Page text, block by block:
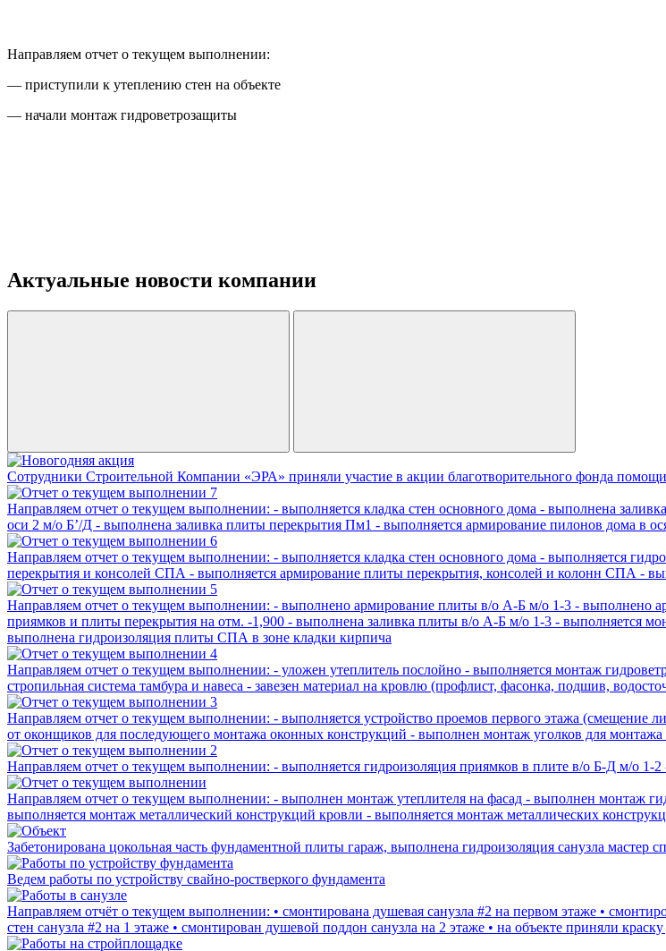
Направляем отчет о текущем выполнении:
— приступили к утеплению стен на объекте
— начали монтаж гидроветрозащиты
Актуальные новости компании
Сотрудники Строительной Компании «ЭРА» приняли участие в акции благотворительного фонда
Направляем отчет о текущем выполнении: - выполняется кладка стен основного дома - ⁠выполнена
оси 2 м/о Б’/Д - ⁠выполнена заливка плиты перекрытия Пм1 - ⁠выполняется армирование пилонов дома в
Направляем отчет о текущем выполнении: - ⁠выполняется кладка стен основного дома - ⁠выполняется
перекрытия и консолей СПА - ⁠выполняется армирование плиты перекрытия, консолей и колонн СПА -
Направляем отчет о текущем выполнении: - ⁠выполнено армирование плиты в/о А-Б м/о 1-3 - ⁠выполнено
приямков и плиты перекрытия на отм. -1,900 - ⁠выполнена заливка плиты в/о А-Б м/о 1-3 - ⁠выполняется
⁠выполнена гидроизоляция плиты СПА в зоне кладки кирпича
Направляем отчет о текущем выполнении: - ⁠уложен утеплитель послойно - ⁠выполняется монтаж
стропильная система тамбура и навеса - ⁠завезен материал на кровлю (профлист, фасонка, подшив,
Направляем отчет о текущем выполнении: - ⁠выполняется устройство проемов первого этажа (смещение
от оконщиков для последующего монтажа оконных конструкций - ⁠выполнен монтаж уголков для
Направляем отчет о текущем выполнении: - ⁠выполняется гидроизоляция приямков в плите в/о Б-Д м/о 1-
Направляем отчет о текущем выполнении: - ⁠выполнен монтаж утеплителя на фасад - ⁠выполнен монтаж
⁠выполняется монтаж металлический конструкций кровли - ⁠выполняется монтаж металлических
Забетонирована цокольная часть фундаментной плиты гараж, выполнена гидроизоляция санузла мастер
Ведем работы по устройству свайно-ростверкого фундамента
Направляем отчёт о текущем выполнении: •⁠ ⁠смонтирована душевая санузла #2 на первом этаже •⁠
стен санузла #2 на 1 этаже •⁠ ⁠смонтирован душевой поддон санузла на 2 этаже •⁠ ⁠на объекте приняли краску